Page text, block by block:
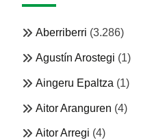
Aberriberri (3.286)
Agustín Arostegi (1)
Aingeru Epaltza (1)
Aitor Aranguren (4)
Aitor Arregi (4)